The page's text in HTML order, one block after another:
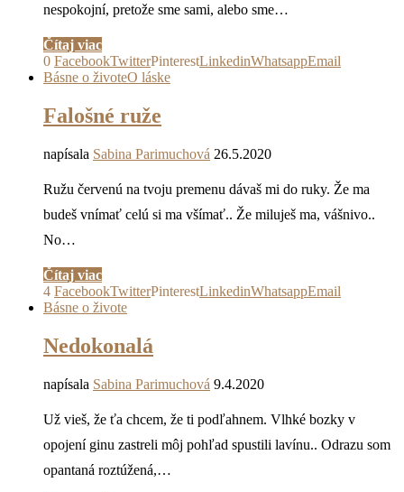
nespokojní, pretože sme sami, alebo sme…
Čítaj viac
0 FacebookTwitterPinterestLinkedinWhatsappEmail
Básne o životeO láske
Falošné ruže
napísala Sabina Parimuchová 26.5.2020
Ružu červenú na tvoju premenu dávaš mi do ruky. Že ma
budeš vnímať celú si ma všímať.. Že miluješ ma, vášnivo..
No…
Čítaj viac
4 FacebookTwitterPinterestLinkedinWhatsappEmail
Básne o živote
Nedokonalá
napísala Sabina Parimuchová 9.4.2020
Už vieš, že ťa chcem, že ti podľahnem. Vlhké bozky v
opojení ginu zastreli môj pohľad spustili lavínu.. Odrazu som
opantaná roztúžená,…